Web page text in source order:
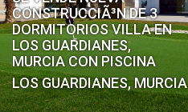
CONSTRUCCIÃ³N DE 3
DORMITORIOS VILLA EN
LOS GUARDIANES,
MURCIA CON PISCINA
LOS GUARDIANES, MURCIA